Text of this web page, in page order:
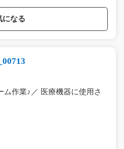
になる
ム作業♪／ 医療機器に使用さ